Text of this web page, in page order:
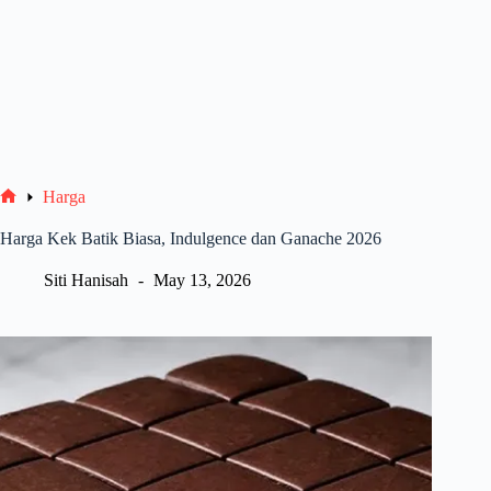
Harga
Harga Kek Batik Biasa, Indulgence dan Ganache 2026
Siti Hanisah May 13, 2026